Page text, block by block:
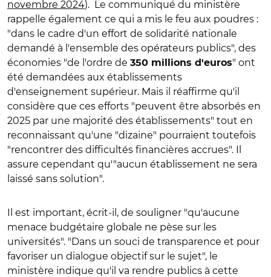
novembre 2024). Le communiqué du ministère
rappelle également ce qui a mis le feu aux poudres :
"dans le cadre d'un effort de solidarité nationale
demandé à l'ensemble des opérateurs publics", des
économies "de l'ordre de 350 millions d'euros" ont
été demandées aux établissements
d'enseignement supérieur. Mais il réaffirme qu'il
considère que ces efforts "peuvent être absorbés en
2025 par une majorité des établissements" tout en
reconnaissant qu'une "dizaine" pourraient toutefois
"rencontrer des difficultés financières accrues". Il
assure cependant qu'"aucun établissement ne sera
laissé sans solution".
Il est important, écrit-il, de souligner "qu'aucune
menace budgétaire globale ne pèse sur les
universités". "Dans un souci de transparence et pour
favoriser un dialogue objectif sur le sujet", le
ministère indique qu'il va rendre publics à cette